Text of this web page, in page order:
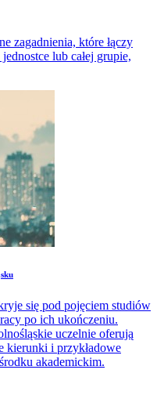
zagadnienia, które łączy
lub całej grupie,
się pod pojęciem studiów
po ich ukończeniu.
uczelnie oferują
kierunki i przykładowe
akademickim.